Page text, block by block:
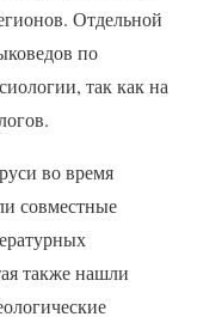
Отдельной
по
так как на
во время
совместные
также нашли